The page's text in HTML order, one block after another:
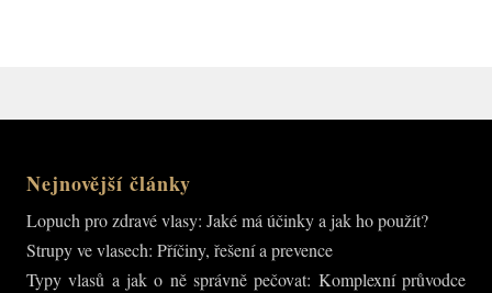
Nejnovější články
Lopuch pro zdravé vlasy: Jaké má účinky a jak ho použít?
Strupy ve vlasech: Příčiny, řešení a prevence
Typy vlasů a jak o ně správně pečovat: Komplexní průvodce